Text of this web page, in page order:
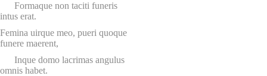
Formaque non taciti funeris
intus erat.
Femina uirque meo, pueri quoque
funere maerent,
Inque domo lacrimas angulus
omnis habet.